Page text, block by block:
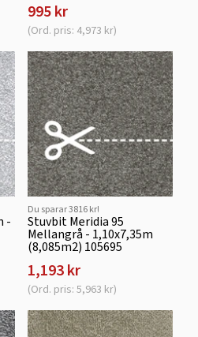
995 kr
(Ord. pris: 4,973 kr)
-
Du sparar 3816 kr!
Stuvbit Meridia 95
Mellangrå - 1,10x7,35m
(8,085m2) 105695
1,193 kr
(Ord. pris: 5,963 kr)